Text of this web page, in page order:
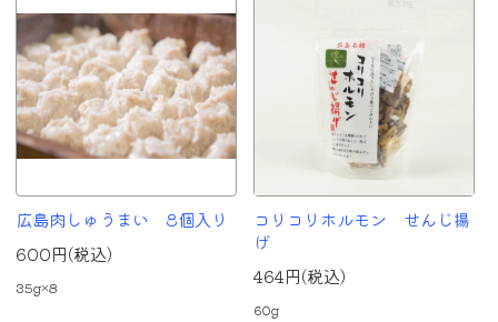
広島肉しゅうまい 8個入り
600円(税込)
35g×8
コリコリホルモン せんじ揚
げ
464円(税込)
60g